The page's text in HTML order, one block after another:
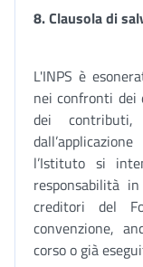
8. Clausola di
L'INPS è
nei confronti
dei
l’Istituto si
responsabilità
creditori del
convenzione,
corso o già